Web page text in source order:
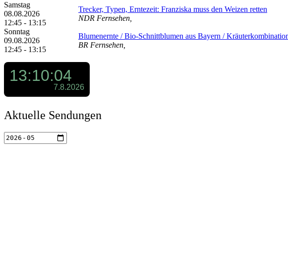
Samstag
08.08.2026
12:45 - 13:15
Trecker, Typen, Erntezeit: Franziska muss den Weizen retten
NDR Fernsehen,
Sonntag
09.08.2026
12:45 - 13:15
Blumenernte /​ Bio-Schnittblumen aus Bayern /​
BR Fernsehen,
Aktuelle Sendungen